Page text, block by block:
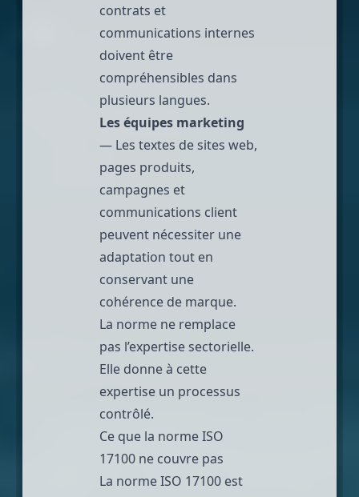
contrats et
communications internes
doivent être
compréhensibles dans
plusieurs langues.
Les équipes marketing
— Les textes de sites web,
pages produits,
campagnes et
communications client
peuvent nécessiter une
adaptation tout en
conservant une
cohérence de marque.
La norme ne remplace
pas l’expertise sectorielle.
Elle donne à cette
expertise un processus
contrôlé.
Ce que la norme ISO
17100 ne couvre pas
La norme ISO 17100 est